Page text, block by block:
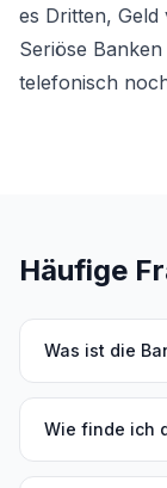
es Dritten,
Seriöse
telefonisch
Häufige
Was ist die
Wie finde ich